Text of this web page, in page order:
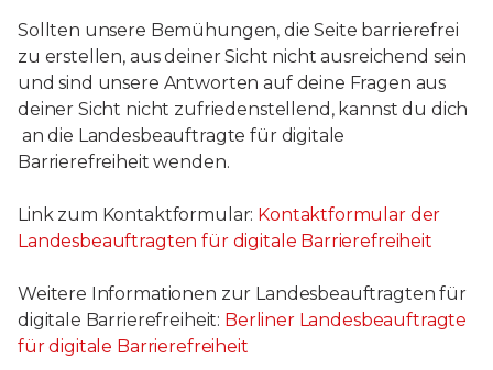
Sollten unsere Bemühungen, die Seite barrierefrei
zu erstellen, aus deiner Sicht nicht ausreichend sein
und sind unsere Antworten auf deine Fragen aus
deiner Sicht nicht zufriedenstellend, kannst du dich
an die Landesbeauftragte für digitale
Barrierefreiheit wenden.
Link zum Kontaktformular: Kontaktformular der
Landesbeauftragten für digitale Barrierefreiheit
Weitere Informationen zur Landesbeauftragten für
digitale Barrierefreiheit: Berliner Landesbeauftragte
für digitale Barrierefreiheit